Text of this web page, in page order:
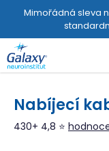
Mimořádná sleva
Nabíjecí
430+ 4,8 ⭐
š
k C
p
o